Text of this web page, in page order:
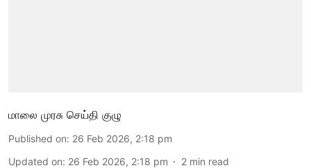
மாலை முரசு செய்தி குழு
Published on: 26 Feb 2026, 2:18 pm
Updated on: 26 Feb 2026, 2:18 pm 2 min read